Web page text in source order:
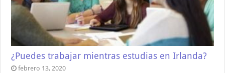
¿Puedes trabajar mientras estudias en Irlanda?
febrero 13, 2020